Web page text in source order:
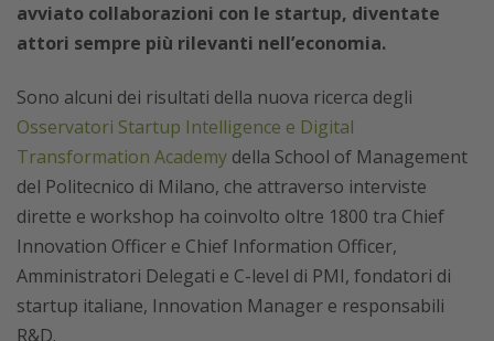
avviato collaborazioni con le startup, diventate
attori sempre più rilevanti nell’economia.
Sono alcuni dei risultati della nuova ricerca degli
Osservatori Startup Intelligence e Digital
Transformation Academy della School of Management
del Politecnico di Milano, che attraverso interviste
dirette e workshop ha coinvolto oltre 1800 tra Chief
Innovation Officer e Chief Information Officer,
Amministratori Delegati e C-level di PMI, fondatori di
startup italiane, Innovation Manager e responsabili
R&D.